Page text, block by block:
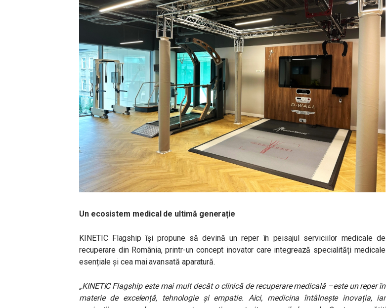
Un ecosistem medical de ultimă generație
KINETIC Flagship își propune să devină un reper în peisajul serviciilor medicale de
recuperare din România, printr-un concept inovator care integrează specialități medicale
esențiale și cea mai avansată aparatură.
„KINETIC Flagship este mai mult decât o clinică de recuperare medicală –este un reper în
materie de excelență, tehnologie și empatie. Aici, medicina întâlnește inovația, iar